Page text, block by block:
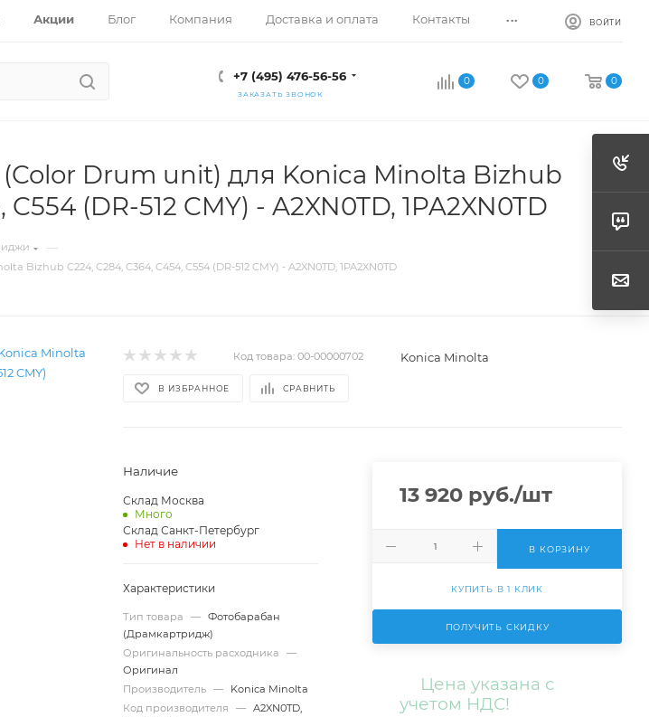
Акции Блог Компания Доставка и оплата Контакты ... ВОЙТИ
+7 (495) 476-56-56
ЗАКАЗАТЬ ЗВОНОК
0 0 0
Drum unit) для Konica Minolta Bizhub
(DR-512 CMY) - A2XN0TD, 1PA2XN0TD
—
C224, C284, C364, C454, C554 (DR-512 CMY) - A2XN0TD, 1PA2XN0TD
Код товара: 00-00000702 Konica Minolta
В ИЗБРАННОЕ СРАВНИТЬ
Наличие
Склад Москва
Много
Склад Санкт-Петербург
Нет в наличии
Характеристики
Тип товара —
Фотобарабан
(Драмкартридж)
Оригинальность расходника
—
Оригинал
Производитель
—
Konica Minolta
Код производителя
—
A2XN0TD,
13 920 руб./шт
В КОРЗИНУ
КУПИТЬ В 1 КЛИК
ПОЛУЧИТЬ СКИДКУ
Цена указана с
учетом НДС!